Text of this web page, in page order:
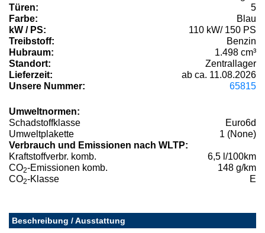
Türen:
5
Farbe:
Blau
kW / PS:
110 kW/ 150 PS
Treibstoff:
Benzin
Hubraum:
1.498 cm³
Standort:
Zentrallager
Lieferzeit:
ab ca. 11.08.2026
Unsere Nummer:
65815
Umweltnormen:
Schadstoffklasse
Euro6d
Umweltplakette
1 (None)
Verbrauch und Emissionen nach WLTP:
Kraftstoffverbr. komb.
6,5 l/100km
CO2-Emissionen komb.
148 g/km
CO2-Klasse E
Beschreibung / Ausstattung